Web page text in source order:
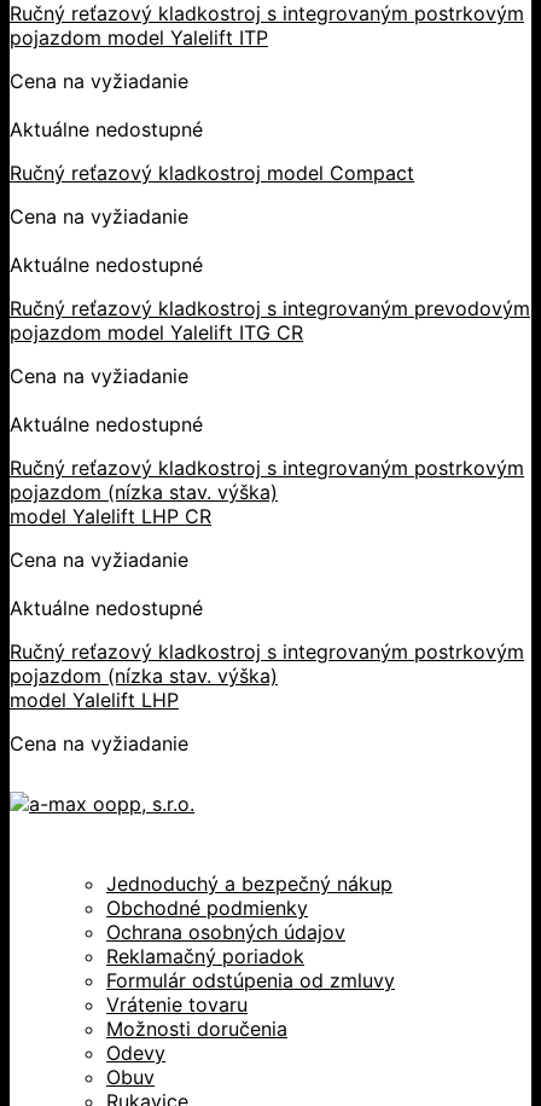
Ručný reťazový kladkostroj s integrovaným postrkovým
pojazdom model Yalelift ITP
Cena na vyžiadanie
Aktuálne nedostupné
Ručný reťazový kladkostroj model Compact
Cena na vyžiadanie
Aktuálne nedostupné
Ručný reťazový kladkostroj s integrovaným prevodovým
pojazdom model Yalelift ITG CR
Cena na vyžiadanie
Aktuálne nedostupné
Ručný reťazový kladkostroj s integrovaným postrkovým
pojazdom (nízka stav. výška)
model Yalelift LHP CR
Cena na vyžiadanie
Aktuálne nedostupné
Ručný reťazový kladkostroj s integrovaným postrkovým
pojazdom (nízka stav. výška)
model Yalelift LHP
Cena na vyžiadanie
Jednoduchý a bezpečný nákup
Obchodné podmienky
Ochrana osobných údajov
Reklamačný poriadok
Formulár odstúpenia od zmluvy
Vrátenie tovaru
Možnosti doručenia
Odevy
Obuv